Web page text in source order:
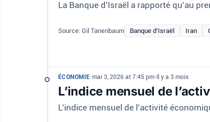
La Banque d'Israël a rapporté qu'au
Source: Gil Tanenbaum Banque d'Israël Iran
ÉCONOMIE•mai 3, 2026 at 7:45 pm• Il y a 3 mois
L’indice mensuel de
L'indice mensuel de l'activité